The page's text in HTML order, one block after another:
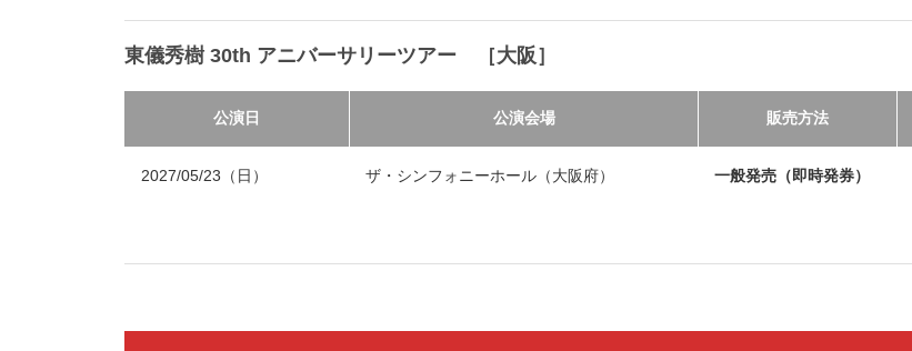
東儀秀樹 30th アニバーサリーツアー ［大阪］
公演日 公演会場 販売方法
2027/05/23（日） ザ・シンフォニーホール（大阪府） 一般発売（即時発券）